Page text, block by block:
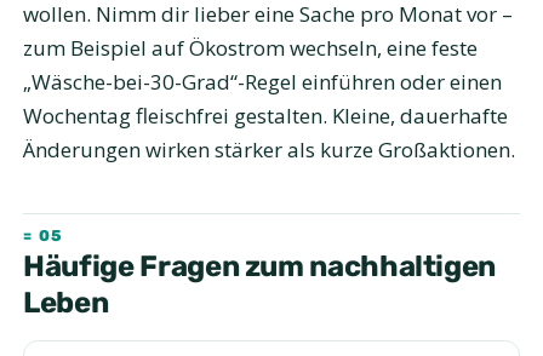
wollen. Nimm dir lieber eine Sache pro Monat vor –
zum Beispiel auf Ökostrom wechseln, eine feste
„Wäsche-bei-30-Grad“-Regel einführen oder einen
Wochentag fleischfrei gestalten. Kleine, dauerhafte
Änderungen wirken stärker als kurze Großaktionen.
Häufige Fragen zum nachhaltigen
Leben